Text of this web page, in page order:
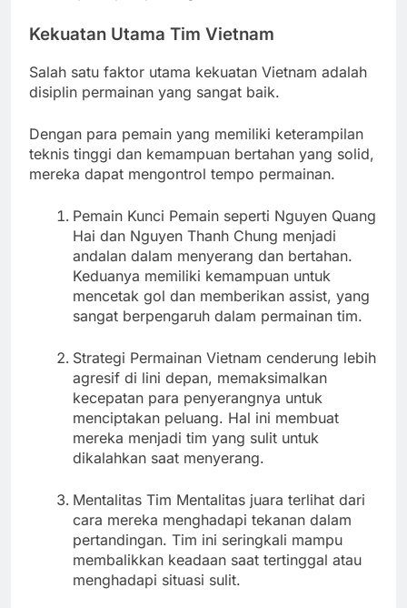
Kekuatan Utama Tim Vietnam
Salah satu faktor utama kekuatan Vietnam adalah
disiplin permainan yang sangat baik.
Dengan para pemain yang memiliki keterampilan
teknis tinggi dan kemampuan bertahan yang solid,
mereka dapat mengontrol tempo permainan.
Pemain Kunci Pemain seperti Nguyen Quang
Hai dan Nguyen Thanh Chung menjadi
andalan dalam menyerang dan bertahan.
Keduanya memiliki kemampuan untuk
mencetak gol dan memberikan assist, yang
sangat berpengaruh dalam permainan tim.
Strategi Permainan Vietnam cenderung lebih
agresif di lini depan, memaksimalkan
kecepatan para penyerangnya untuk
menciptakan peluang. Hal ini membuat
mereka menjadi tim yang sulit untuk
dikalahkan saat menyerang.
Mentalitas Tim Mentalitas juara terlihat dari
cara mereka menghadapi tekanan dalam
pertandingan. Tim ini seringkali mampu
membalikkan keadaan saat tertinggal atau
menghadapi situasi sulit.